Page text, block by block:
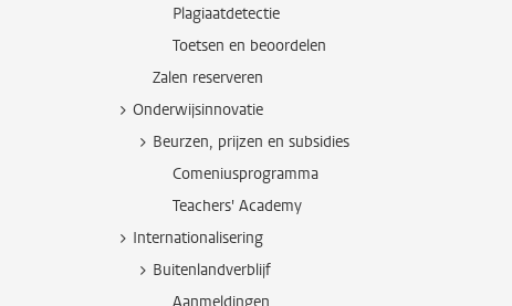
Plagiaatdetectie
Toetsen en beoordelen
Zalen reserveren
Onderwijsinnovatie
Beurzen, prijzen en subsidies
Comeniusprogramma
Teachers' Academy
Internationalisering
Buitenlandverblijf